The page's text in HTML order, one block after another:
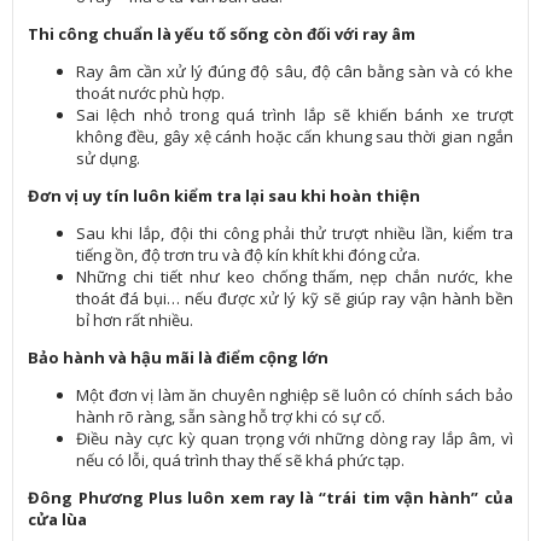
Thi công chuẩn là yếu tố sống còn đối với ray âm
Ray âm cần xử lý đúng độ sâu, độ cân bằng sàn và có khe
thoát nước phù hợp.
Sai lệch nhỏ trong quá trình lắp sẽ khiến bánh xe trượt
không đều, gây xệ cánh hoặc cấn khung sau thời gian ngắn
sử dụng.
Đơn vị uy tín luôn kiểm tra lại sau khi hoàn thiện
Sau khi lắp, đội thi công phải thử trượt nhiều lần, kiểm tra
tiếng ồn, độ trơn tru và độ kín khít khi đóng cửa.
Những chi tiết như keo chống thấm, nẹp chắn nước, khe
thoát đá bụi… nếu được xử lý kỹ sẽ giúp ray vận hành bền
bỉ hơn rất nhiều.
Bảo hành và hậu mãi là điểm cộng lớn
Một đơn vị làm ăn chuyên nghiệp sẽ luôn có chính sách bảo
hành rõ ràng, sẵn sàng hỗ trợ khi có sự cố.
Điều này cực kỳ quan trọng với những dòng ray lắp âm, vì
nếu có lỗi, quá trình thay thế sẽ khá phức tạp.
Đông Phương Plus luôn xem ray là “trái tim vận hành” của
cửa lùa